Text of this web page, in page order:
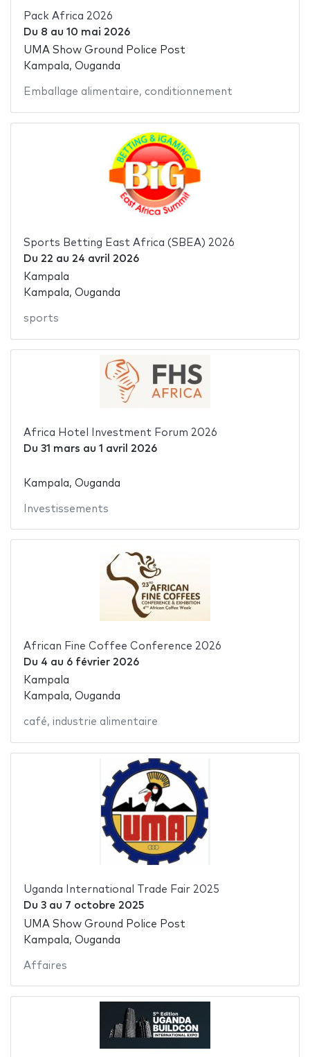
Pack Africa 2026
Du 8 au 10 mai 2026
UMA Show Ground Police Post
Kampala, Ouganda
Emballage alimentaire, conditionnement
Sports Betting East Africa (SBEA) 2026
Du 22 au 24 avril 2026
Kampala
Kampala, Ouganda
sports
Africa Hotel Investment Forum 2026
Du 31 mars au 1 avril 2026
Kampala, Ouganda
Investissements
African Fine Coffee Conference 2026
Du 4 au 6 février 2026
Kampala
Kampala, Ouganda
café, industrie alimentaire
Uganda International Trade Fair 2025
Du 3au 7 octobre 2025
UMA Show Ground Police Post
Kampala, Ouganda
Affaires